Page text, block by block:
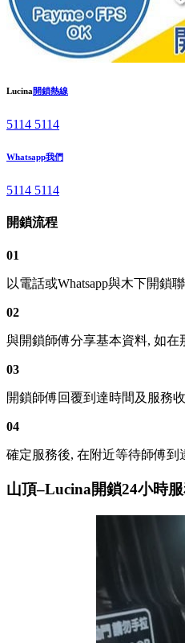
Lucina開鎖熱線
5114 5114
Whatsapp我們
5114 5114
開鎖流程
01
以電話或Whatsapp與木下開鎖
02
與開鎖師傅分享基本資料, 如
03
開鎖師傅回覆到達時間及服務
04
確定服務後, 在附近等待師傅到
山頂–Lucina開鎖24小時